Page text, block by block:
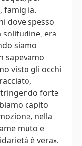
famiglia.
dove spesso
solitudine, era
siamo
sapevamo
visto gli occhi
forte
capito
nella
muto e
è vera».